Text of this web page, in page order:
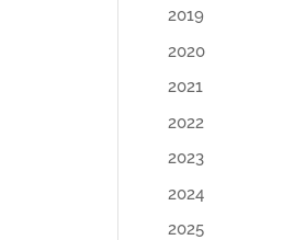
2019
2020
2021
2022
2023
2024
2025